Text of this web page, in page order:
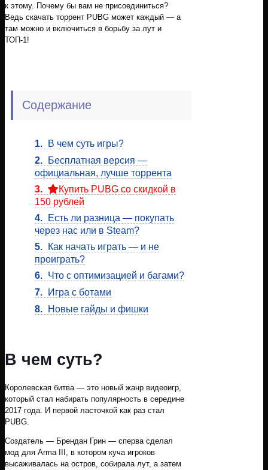
к этому. Почему бы вам не присоединиться?
Ведь скачать торрент PUBG может каждый — а
там можно и включиться в борьбу за лут и
ТОП-1!
Содержание
1.
В чем суть игры?
2.
Бесплатная версия —
официальная, лучше торрента
3.
Купить PUBG со скидкой в
150 рублей
4.
Есть ли разница — покупать
через нас или в Steam?
5.
Как начать играть — и не
проиграть?
6. Что с оптимизацией и багами?
7.
Игра с ботами
8.
Новые гайды и фишки
В чем суть?
Королевская битва — это новый жанр видеоигр,
который стал набирать популярность в середине
2017 года. И первой ласточкой как раз стал
PUBG.
Создатель — Брендан Грин — сперва сделал
мод для Arma III, в котором куча игроков
высаживалась на остров, собирала лут, а затем